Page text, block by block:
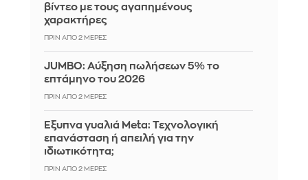
βίντεο με τους αγαπημένους
χαρακτήρες
ΠΡΙΝ ΑΠΌ 2 ΜΈΡΕΣ
JUMBO: Αύξηση πωλήσεων 5% το
επτάμηνο του 2026
ΠΡΙΝ ΑΠΌ 2 ΜΈΡΕΣ
Έξυπνα γυαλιά Meta: Τεχνολογική
επανάσταση ή απειλή για την
ιδιωτικότητα;
ΠΡΙΝ ΑΠΌ 2 ΜΈΡΕΣ